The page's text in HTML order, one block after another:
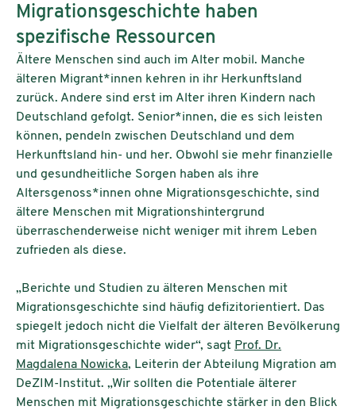
Migrationsgeschichte haben
spezifische Ressourcen
Ältere Menschen sind auch im Alter mobil. Manche
älteren Migrant*innen kehren in ihr Herkunftsland
zurück. Andere sind erst im Alter ihren Kindern nach
Deutschland gefolgt. Senior*innen, die es sich leisten
können, pendeln zwischen Deutschland und dem
Herkunftsland hin- und her. Obwohl sie mehr finanzielle
und gesundheitliche Sorgen haben als ihre
Altersgenoss*innen ohne Migrationsgeschichte, sind
ältere Menschen mit Migrationshintergrund
überraschenderweise nicht weniger mit ihrem Leben
zufrieden als diese.
„Berichte und Studien zu älteren Menschen mit
Migrationsgeschichte sind häufig defizitorientiert. Das
spiegelt jedoch nicht die Vielfalt der älteren Bevölkerung
mit Migrationsgeschichte wider“, sagt Prof. Dr.
Magdalena Nowicka, Leiterin der Abteilung Migration am
DeZIM-Institut. „Wir sollten die Potentiale älterer
Menschen mit Migrationsgeschichte stärker in den Blick